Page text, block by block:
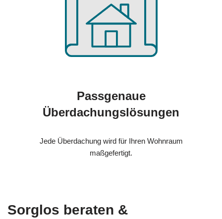
Passgenaue
Überdachungslösungen
Jede Überdachung wird für Ihren Wohnraum
maßgefertigt.
Sorglos beraten &